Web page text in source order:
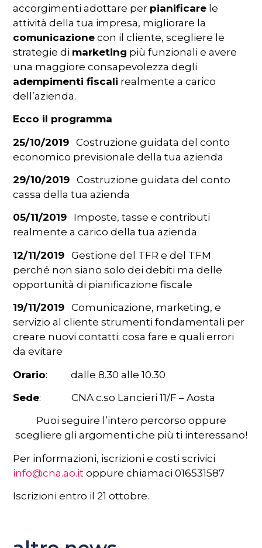
accorgimenti adottare per pianificare le
attività della tua impresa, migliorare la
comunicazione con il cliente, scegliere le
strategie di marketing più funzionali e avere
una maggiore consapevolezza degli
adempimenti fiscali realmente a carico
dell’azienda.
Ecco il programma
25/10/2019 Costruzione guidata del conto
economico previsionale della tua azienda
29/10/2019 Costruzione guidata del conto
cassa della tua azienda
05/11/2019 Imposte, tasse e contributi
realmente a carico della tua azienda
12/11/2019 Gestione del TFR e del TFM
perché non siano solo dei debiti ma delle
opportunità di pianificazione fiscale
19/11/2019 Comunicazione, marketing, e
servizio al cliente strumenti fondamentali per
creare nuovi contatti: cosa fare e quali errori
da evitare
Orario: dalle 8.30 alle 10.30
Sede: CNA c.so Lancieri 11/F – Aosta
Puoi seguire l’intero percorso oppure
scegliere gli argomenti che più ti interessano!
Per informazioni, iscrizioni e costi scrivici
info@cna.ao.it oppure chiamaci 016531587
Iscrizioni entro il 21 ottobre.